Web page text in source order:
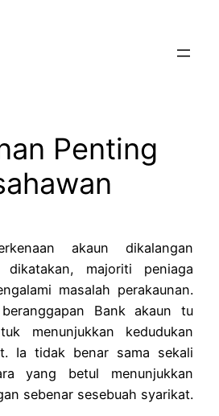
Penting
akaun dikalangan
dikatakan, majoriti peniaga
masalah perakaunan.
Bank akaun tu
menunjukkan kedudukan
Ia tidak benar sama sekali
yang betul menunjukkan
sebenar sesebuah syarikat.